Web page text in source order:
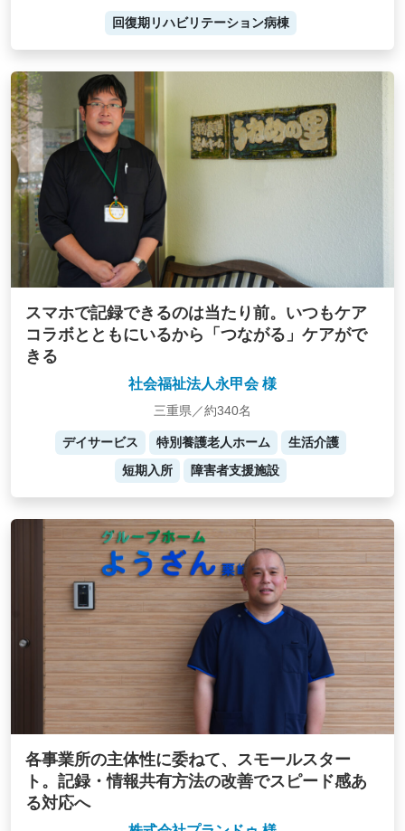
回復期リハビリテーション病棟
スマホで記録できるのは当たり前。いつもケア
コラボとともにいるから「つながる」ケアがで
きる
社会福祉法人永甲会 様
三重県／約340名
デイサービス 特別養護老人ホーム
生活介護
短期入所
障害者支援施設
各事業所の主体性に委ねて、スモールスター
ト。記録・情報共有方法の改善でスピード感あ
る対応へ